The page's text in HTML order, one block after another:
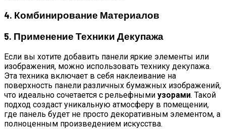
4. Комбинирование Материалов
5. Применение Техники Декупажа
Если вы хотите добавить панели яркие элементы или
изображения, можно использовать технику декупажа.
Эта техника включает в себя наклеивание на
поверхность панели различных бумажных изображений,
что идеально сочетается с рельефными узорами. Такой
подход создаст уникальную атмосферу в помещении,
где панель будет не просто декоративным элементом, а
полноценным произведением искусства.